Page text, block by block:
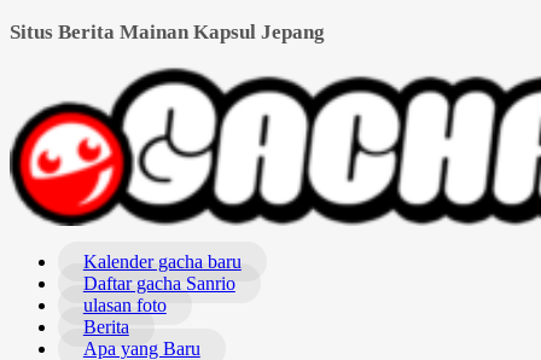
Situs Berita Mainan Kapsul Jepang
Kalender gacha baru
Daftar gacha Sanrio
ulasan foto
Berita
Apa yang Baru